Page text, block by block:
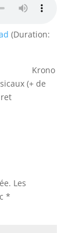
(Duration:
Krono
(+ de
Les
*